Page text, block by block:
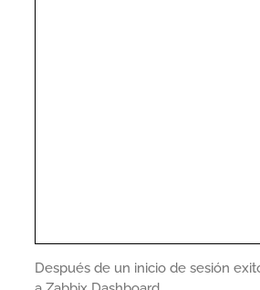
Después de un inicio de sesión